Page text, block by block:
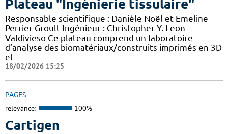
Plateau "Ingénierie tissulaire"
Responsable scientifique : Danièle Noël et Emeline
Perrier-Groult Ingénieur : Christopher Y. Leon-
Valdivieso Ce plateau comprend un laboratoire
d’analyse des biomatériaux/construits imprimés en 3D
et
18/02/2026 15:25
PAGES
relevance: 100%
Cartigen